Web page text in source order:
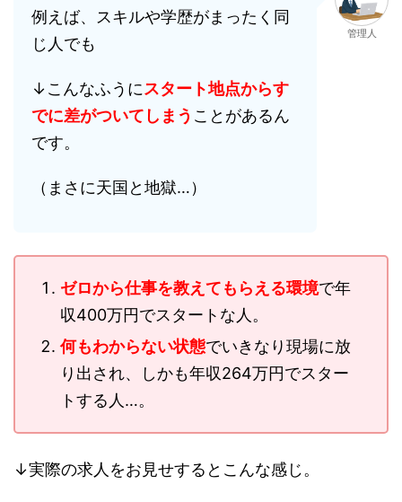
例えば、スキルや学歴がまったく同
じ人でも
↓こんなふうにスタート地点からす
でに差がついてしまう ことがあるん
です。
（まさに天国と地獄…）
管理人
ゼロから仕事を教えてもらえる環境で年
収400万円でスタートな人。
何もわからない状態でいきなり現場に放
り出され、しかも年収264万円でスター
トする人…。
↓実際の求人をお見せするとこんな感じ。